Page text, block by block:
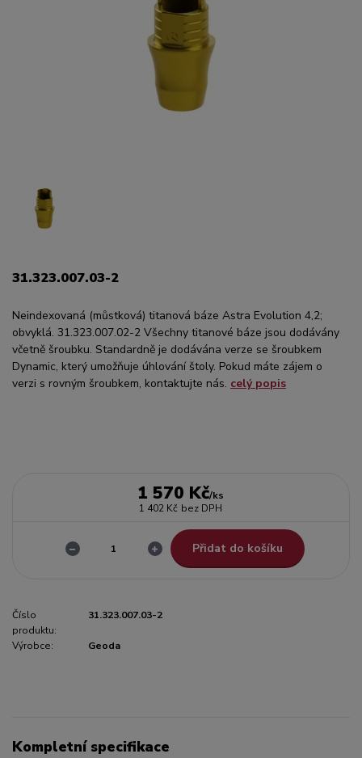
31.323.007.03-2
Neindexovaná (můstková) titanová báze Astra Evolution 4,2;
obvyklá. 31.323.007.02-2 Všechny titanové báze jsou dodávány
včetně šroubku. Standardně je dodávána verze se šroubkem
Dynamic, který umožňuje úhlování štoly. Pokud máte zájem o
verzi s rovným šroubkem, kontaktujte nás. celý popis
1 570 Kč/ks
1 402 Kč bez DPH
Přidat do košíku
Číslo
produktu:
31.323.007.03-2
Výrobce: Geoda
Kompletní specifikace